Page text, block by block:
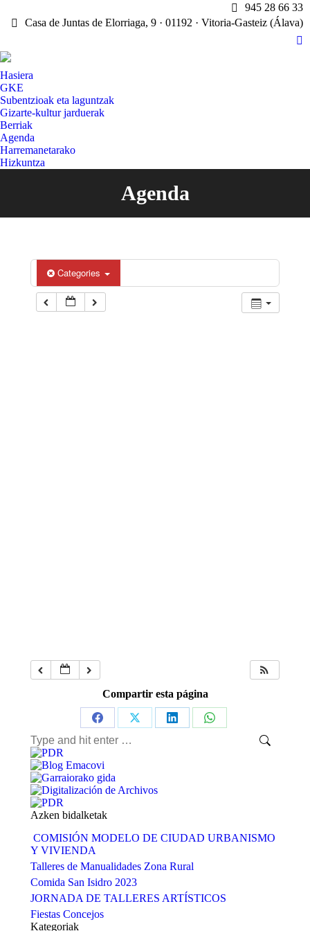
945 28 66 33
Casa de Juntas de Elorriaga, 9 · 01192 · Vitoria-Gasteiz (Álava)
X
Hasiera
GKE
Subentzioak eta laguntzak
Gizarte-kultur jarduerak
Berriak
Agenda
Harremanetarako
Hizkuntza
Agenda
You are here:
Categories
Compartir esta página
Share
on
Facebook
Share
Share
Share
Search:
Azken bidalketak
COMISIÓN MODELO DE CIUDAD URBANISMO
Y VIVIENDA
Talleres de Manualidades Zona Rural
Comida San Isidro 2023
JORNADA DE TALLERES ARTÍSTICOS
Fiestas Concejos
Kategoriak